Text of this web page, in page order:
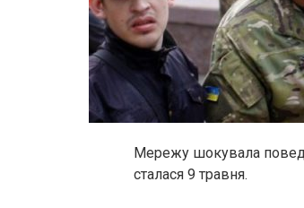
Мережу шокувала
сталася 9 травня.